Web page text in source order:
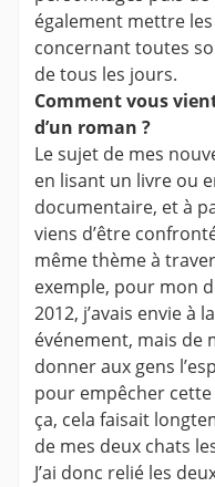
également mettre
concernant toutes
de tous les jours.
Comment vous
d’un roman ?
Le sujet de mes
en lisant un livre ou
documentaire, et à
viens d’être
même thème à
exemple, pour mon
2012, j’avais envie à
événement, mais de
donner aux gens
pour empêcher
ça, cela faisait
de mes deux chats
J’ai donc relié les